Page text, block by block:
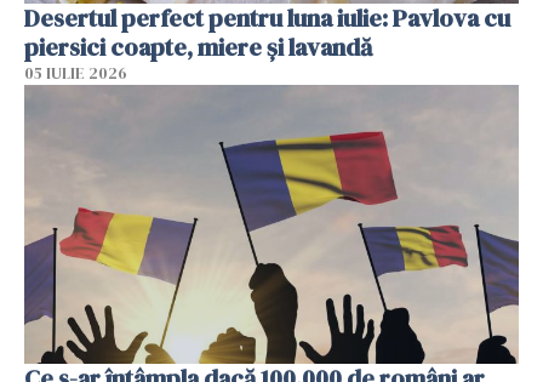
Desertul perfect pentru luna iulie: Pavlova cu
piersici coapte, miere și lavandă
05 IULIE 2026